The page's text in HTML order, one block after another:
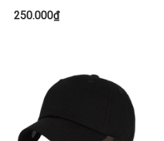
250.000₫